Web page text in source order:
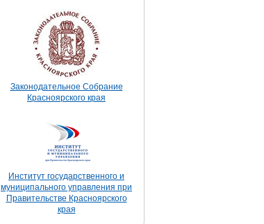
Законодательное Собрание
Красноярского края
Институт государственного и
муниципального управления при
Правительстве Красноярского
края